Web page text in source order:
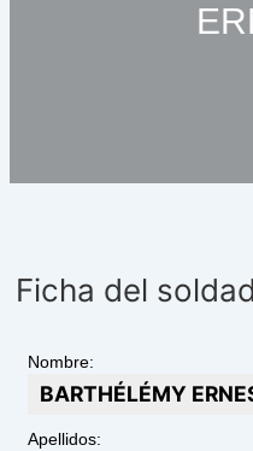
Ficha del
Nombre:
BARTHÉLÉMY
Apellidos: